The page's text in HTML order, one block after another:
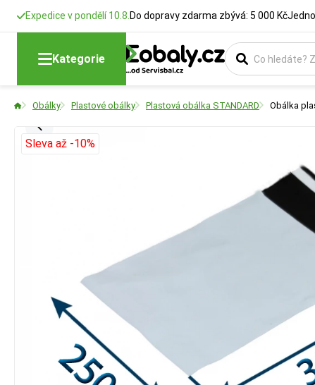
Expedice v pondělí 10.8. Do dopravy zdarma zbývá: 5 000 Kč
Kategorie
Obálky Plastové obálky Plastová obálka STANDARD Obálka
Sleva až -10%